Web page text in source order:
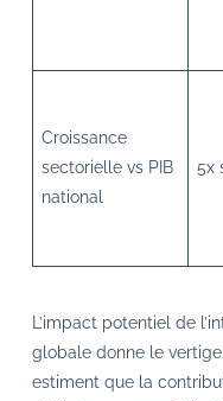
Croissance
sectorielle vs PIB
national
5x
L’impact potentiel de
globale donne le
estiment que la